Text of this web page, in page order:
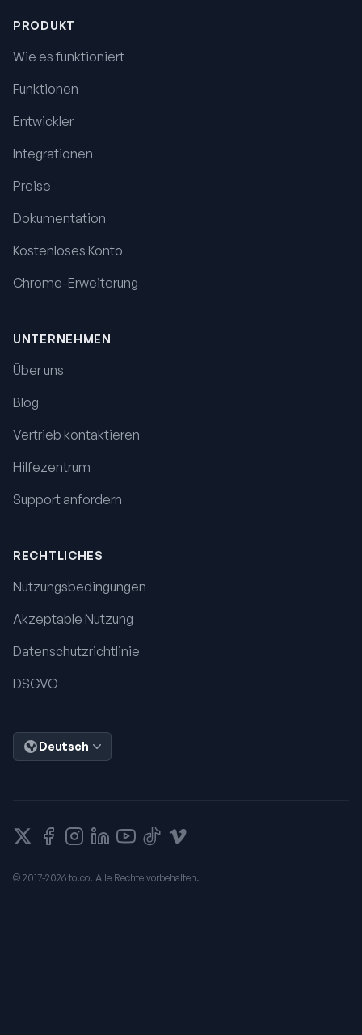
PRODUKT
Wie es funktioniert
Funktionen
Entwickler
Integrationen
Preise
Dokumentation
Kostenloses Konto
Chrome-Erweiterung
UNTERNEHMEN
Über uns
Blog
Vertrieb kontaktieren
Hilfezentrum
Support anfordern
RECHTLICHES
Nutzungsbedingungen
Akzeptable Nutzung
Datenschutzrichtlinie
DSGVO
Deutsch
X Facebook
Instagram
LinkedInYouTubeTikTokVimeo
© 2017-2026 to.co. Alle Rechte vorbehalten.